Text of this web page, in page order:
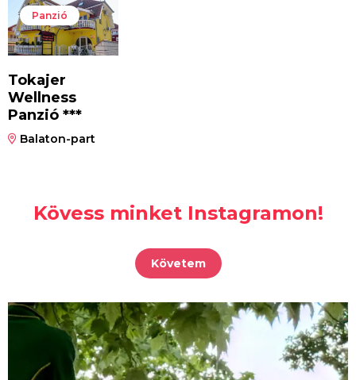
Panzió
Tokajer
Wellness
Panzió ***
Balaton-part
Kövess minket Instagramon!
Követem